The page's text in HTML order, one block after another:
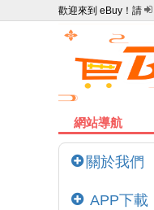
歡迎來到 eBuy！請 
網站導航
關於我們
APP下載